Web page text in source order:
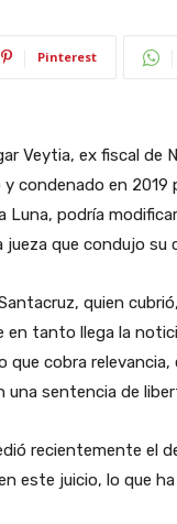
Pinterest
Veytia, ex fiscal de
condenado en
podría
jueza que condujo su
quien
tanto llega la
que cobra
una sentencia de
recientemente el
este juicio, lo que